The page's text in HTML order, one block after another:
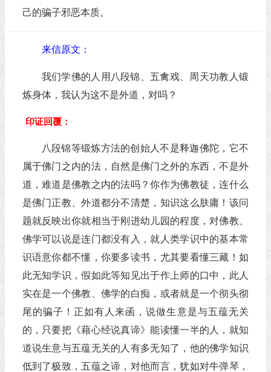
己的骗子邪恶本质。
来信原文：
我们学佛的人用八段锦、五禽戏、周天功教人锻
炼身体，我认为这不是外道，对吗？
印证回覆：
八段锦等锻炼方法的创始人不是释迦佛陀，它不
属于佛门之内的法，自然是佛门之外的东西，不是外
道，难道是佛教之内的法吗？你作为佛教徒，连什么
是佛门正教、外道都分不清楚，知识这么肤庸！该问
题就反映出你就相当于刚进幼儿园的程度，对佛教、
佛学可以说是连门都没有入，就人类学识中的基本常
识语意你都不懂，你要多读书，尤其要看懂三藏！如
此无知学识，假如此等知见出于作上师的口中，此人
实在是一个佛教、佛学的白痴，或者就是一个彻头彻
尾的骗子！正如有人来函，说做生意是与五蕴无关
的，只要把《藉心经说真谛》能读懂一半的人，就知
道说生意与五蕴无关的人有多无知了，他的佛学知识
低到了极致，五蕴之谛，对他而言，犹如对牛弹琴，